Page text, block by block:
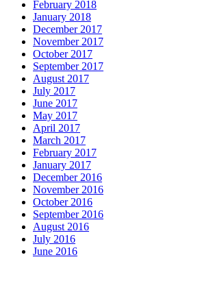
February 2018
January 2018
December 2017
November 2017
October 2017
September 2017
August 2017
July 2017
June 2017
May 2017
April 2017
March 2017
February 2017
January 2017
December 2016
November 2016
October 2016
September 2016
August 2016
July 2016
June 2016